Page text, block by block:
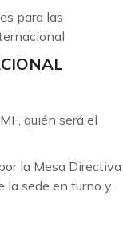
para las
quién será el
la Mesa Directiva
la sede en turno y